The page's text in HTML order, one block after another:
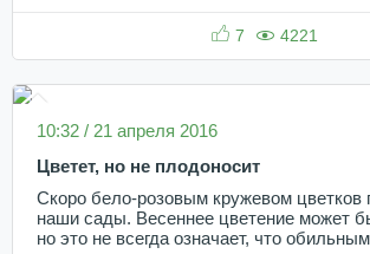
7 4221
10:32 / 21 апреля 2016
Цветет, но не плодоносит
Скоро бело-розовым кружевом цветков
наши сады. Весеннее цветение может
но это не всегда означает, что